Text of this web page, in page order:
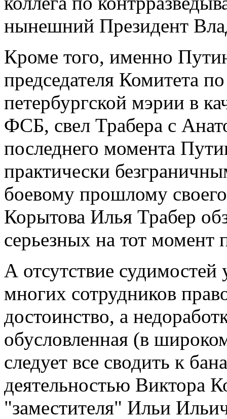
нынешний Президент
Кроме того, именно
председателя Комитета
петербургской мэрии в
ФСБ, свел Трабера с
последнего момента
практически
боевому прошлому
Корытова Илья Трабер
серьезных на тот момент
А отсутствие
многих сотрудников
достоинство, а
обусловленная (в
следует все сводить к
деятельностью Виктора
"заместителя" Ильи